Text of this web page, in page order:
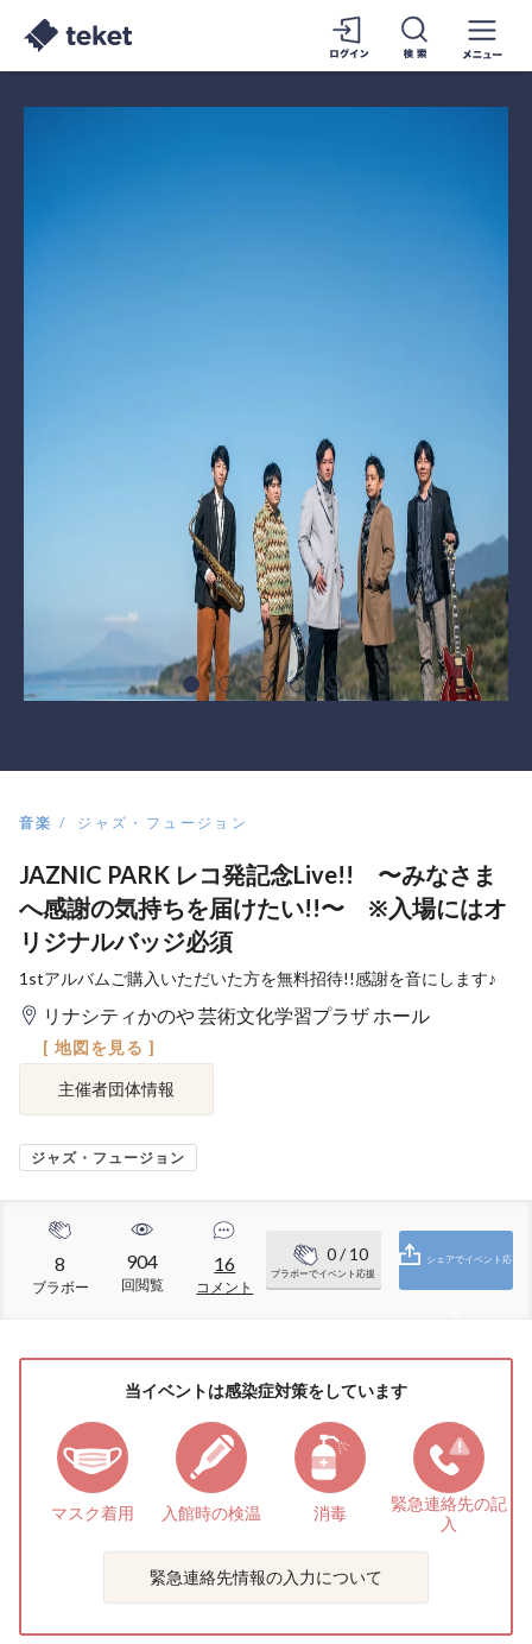
音楽 ジャズ・フュージョン
JAZNIC PARK レコ発記念Live!! 〜みなさま
へ感謝の気持ちを届けたい!!〜 ※入場にはオ
リジナルバッジ必須
1stアルバムご購入いただいた方を無料招待!!感謝を音にします♪
リナシティかのや 芸術文化学習プラザ ホール
[ 地図を見る ]
主催者団体情報
ジャズ・フュージョン
8
ブラボー
904
回閲覧
16
コメント
0/ 10
ブラボーでイベント応援
シェアでイベント応
当イベントは感染症対策をしています
マスク着用 入館時の検温 消毒 緊急連絡先の記
入
緊急連絡先情報の入力について